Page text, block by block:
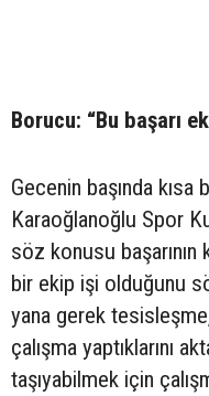
Borucu: “Bu başarı
Gecenin başında kısa
Karaoğlanoğlu Spor
söz konusu
bir ekip işi olduğunu
yana gerek
çalışma yaptıklarını
taşıyabilmek için